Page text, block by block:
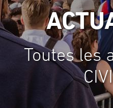
Toutes les